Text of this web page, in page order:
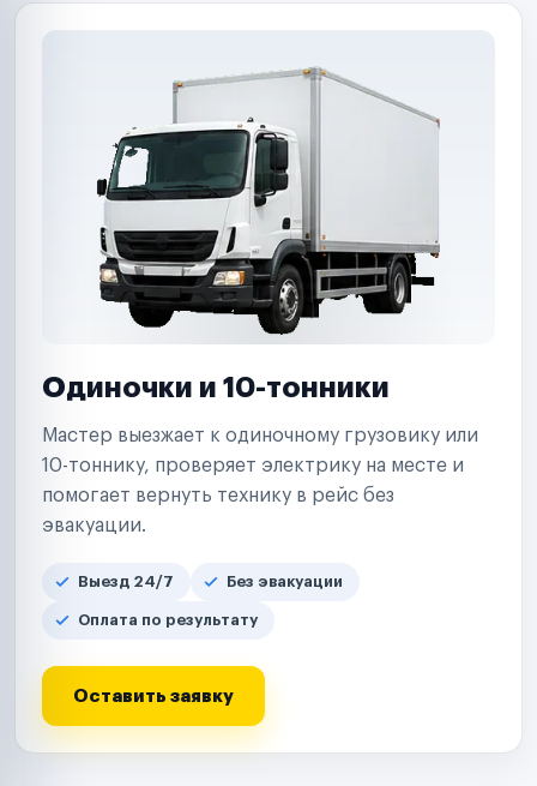
Одиночки и 10-тонники
Мастер выезжает к одиночному грузовику или
10-тоннику, проверяет электрику на месте и
помогает вернуть технику в рейс без
эвакуации.
Выезд 24/7 Без эвакуации
Оплата по результату
Оставить заявку